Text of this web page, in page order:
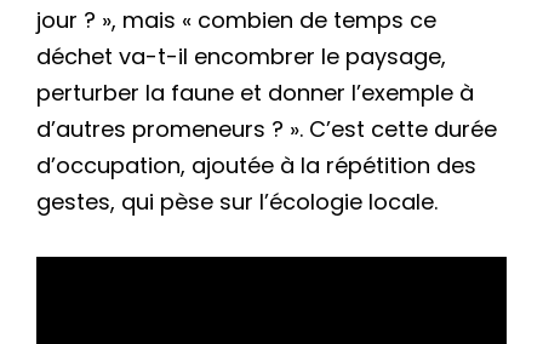
jour ? », mais « combien de temps ce
déchet va-t-il encombrer le paysage,
perturber la faune et donner l’exemple à
d’autres promeneurs ? ». C’est cette durée
d’occupation, ajoutée à la répétition des
gestes, qui pèse sur l’écologie locale.